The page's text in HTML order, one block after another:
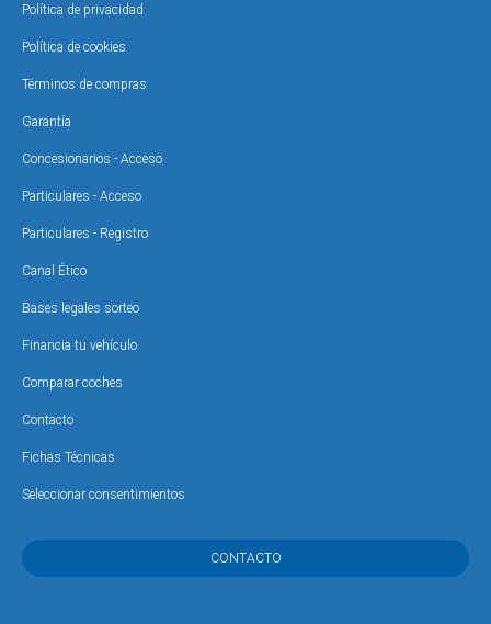
Política de privacidad
Política de cookies
Términos de compras
Garantía
Concesionarios - Acceso
Particulares - Acceso
Particulares - Registro
Canal Ético
Bases legales sorteo
Financia tu vehículo
Comparar coches
Contacto
Fichas Técnicas
Seleccionar consentimientos
CONTACTO